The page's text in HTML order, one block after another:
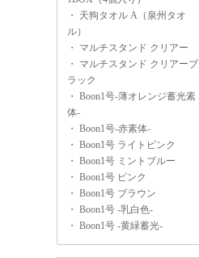
・ 天狗タオル A（泉州タオ
ル）
・ マルチスタンド クリアー
・ マルチスタンド クリアーブ
ラック
・ Boon1号-薄オレンジ蓄光素
体-
・ Boon1号-赤素体-
・ Boon1号 ライトピンク
・ Boon1号 ミントブルー
・ Boon1号 ピンク
・ Boon1号 ブラウン
・ Boon1号 -乳白色-
・ Boon1号 -黄緑蓄光-